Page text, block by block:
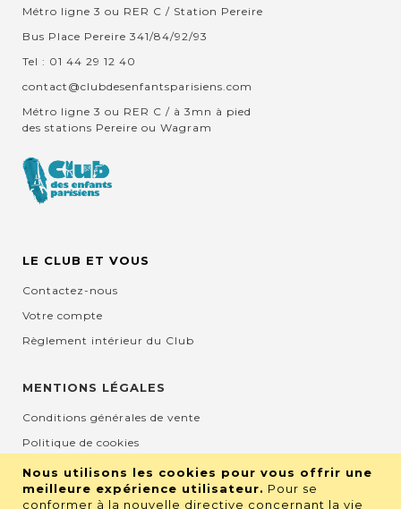
Nous utilisons les cookies pour vous offrir une
meilleure expérience utilisateur. Pour se
conformer à la nouvelle directive concernant la vie
Métro ligne 3 ou RER C / Station Pereire
Bus Place Pereire 341/84/92/93
Tel : 01 44 29 12 40
contact@clubdesenfantsparisiens.com
Métro ligne 3 ou RER C / à 3mn à pied
des stations Pereire ou Wagram
LE CLUB ET VOUS
Contactez-nous
Votre compte
Règlement intérieur du Club
MENTIONS LÉGALES
Conditions générales de vente
Politique de cookies
Mentions légales et CGU
Protection de la vie privée